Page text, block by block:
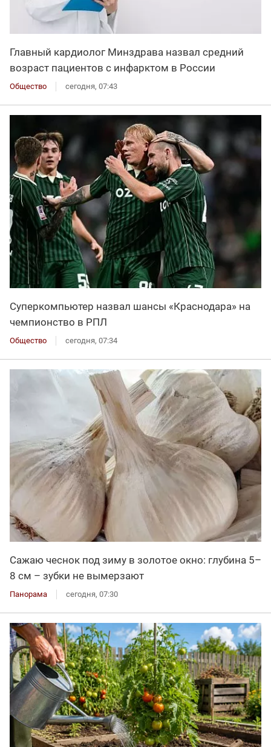
Главный кардиолог Минздрава назвал средний
возраст пациентов с инфарктом в России
Общество сегодня, 07:43
Суперкомпьютер назвал шансы «Краснодара» на
чемпионство в РПЛ
Общество сегодня, 07:34
Сажаю чеснок под зиму в золотое окно: глубина 5–
8 см – зубки не вымерзают
Панорама сегодня, 07:30